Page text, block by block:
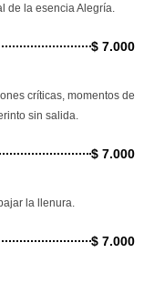
de la esencia Alegría.
$ 7.000
críticas, momentos de
sin salida.
$ 7.000
la llenura.
$ 7.000